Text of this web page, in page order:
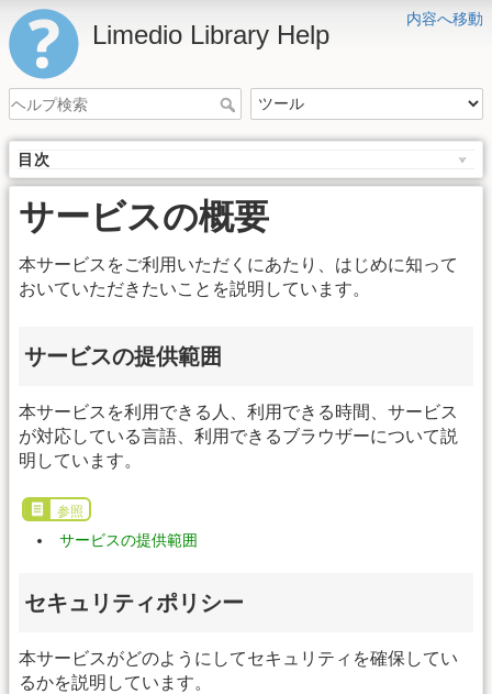
内容へ移動
Limedio Library Help
目次
サービスの概要
本サービスをご利用いただくにあたり、はじめに知って
おいていただきたいことを説明しています。
サービスの提供範囲
本サービスを利用できる人、利用できる時間、サービス
が対応している言語、利用できるブラウザーについて説
明しています。
参照
サービスの提供範囲
セキュリティポリシー
本サービスがどのようにしてセキュリティを確保してい
るかを説明しています。